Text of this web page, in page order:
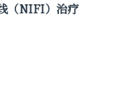
（NIFI）治疗